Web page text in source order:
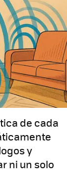
de cada
y
ni un solo